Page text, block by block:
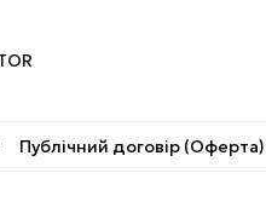
Публічний договір (Оферта)